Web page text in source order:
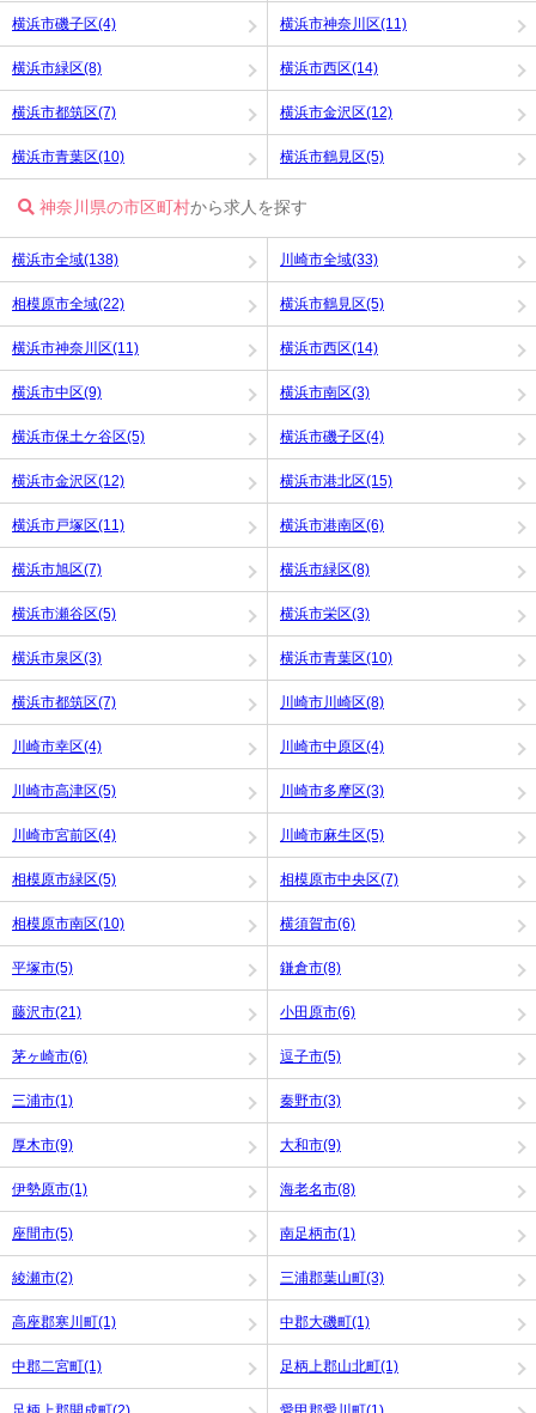
横浜市磯子区(4) 横浜市神奈川区(11)
横浜市緑区(8) 横浜市西区(14)
横浜市都筑区(7) 横浜市金沢区(12)
横浜市青葉区(10) 横浜市鶴見区(5)
神奈川県の市区町村から求人を探す
横浜市全域(138) 川崎市全域(33)
相模原市全域(22) 横浜市鶴見区(5)
横浜市神奈川区(11) 横浜市西区(14)
横浜市中区(9) 横浜市南区(3)
横浜市保土ケ谷区(5) 横浜市磯子区(4)
横浜市金沢区(12) 横浜市港北区(15)
横浜市戸塚区(11) 横浜市港南区(6)
横浜市旭区(7) 横浜市緑区(8)
横浜市瀬谷区(5) 横浜市栄区(3)
横浜市泉区(3) 横浜市青葉区(10)
横浜市都筑区(7) 川崎市川崎区(8)
川崎市幸区(4) 川崎市中原区(4)
川崎市高津区(5) 川崎市多摩区(3)
川崎市宮前区(4) 川崎市麻生区(5)
相模原市緑区(5) 相模原市中央区(7)
相模原市南区(10) 横須賀市(6)
平塚市(5) 鎌倉市(8)
藤沢市(21) 小田原市(6)
茅ヶ崎市(6) 逗子市(5)
三浦市(1) 秦野市(3)
厚木市(9) 大和市(9)
伊勢原市(1) 海老名市(8)
座間市(5) 南足柄市(1)
綾瀬市(2) 三浦郡葉山町(3)
高座郡寒川町(1) 中郡大磯町(1)
中郡二宮町(1) 足柄上郡山北町(1)